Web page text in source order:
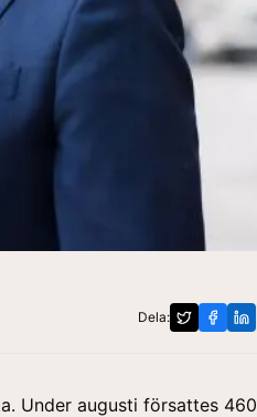
Dela:
Under augusti försattes 460